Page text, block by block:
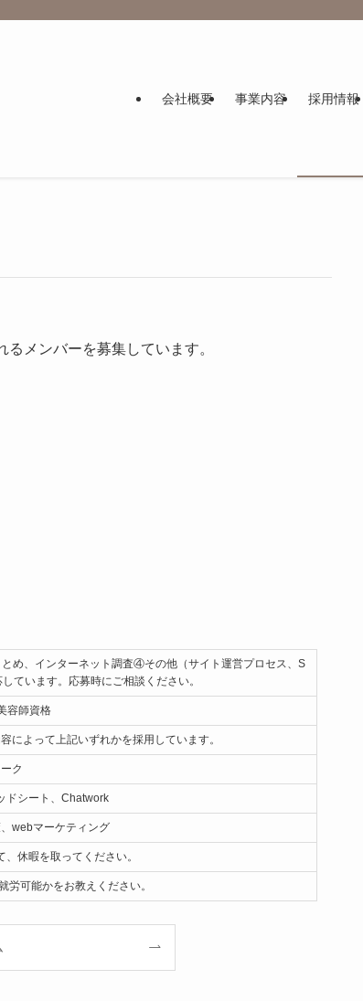
会社概要 事業内容 採用情報
メンバーを募集しています。
、インターネット調査④その他（サイト運営プロセス、S
ています。応募時にご相談ください。
容師資格
によって上記いずれかを採用しています。
ク
ドシート、Chatwork
webマーケティング
休暇を取ってください。
労可能かをお教えください。